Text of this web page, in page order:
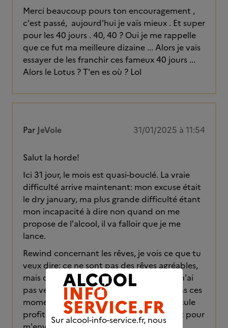
Merci beaucoup pours ton encouragement ,
c'est passé, aujourd'hui je vaïs mieux . Et super
pour les 40 jours . 40, 40 ? Oui je me rappelle
que ce fut ma meilleure dizaine ... Alors je vais
essayer de les franchir ces fameux 40 jours ...
Alors le Lotus ? T'en es où ? Lol
Par JeVole 31/01/2025 à 11:54
Salut la horde!
Ici 31 jour, le mois est quasi-bouclé. La vraie
difficulté arrive maintenant: mon excuse était
le dry january, ma plus grande difficulté étant
mon incapacité à dire non quand on me
propose de l'alcool, il va falloir que je me
lance.
Rewind concernant les rêves, je vois ce que tu
veux dire: ce ne sont pas des rêves agréables,
mais déstabilisant. Comme je le disais je n'ai
pas vécu d'épisodes de craving, mais dans ces
moments là, j'ai l'impression que la molécule
profite que mon cerveau soit inconscient pour
Sur alcool-info-service.fr, nous